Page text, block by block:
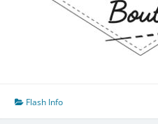
Flash Info